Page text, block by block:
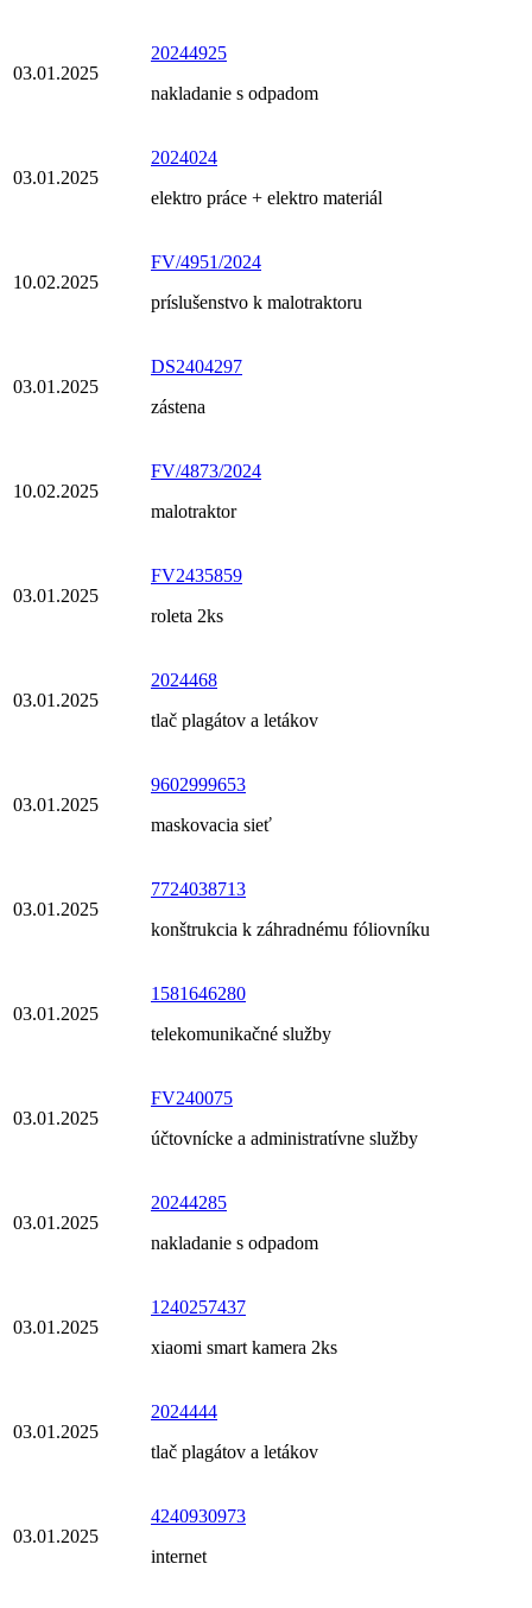
03.01.2025
20244925
nakladanie s odpadom
03.01.2025
2024024
elektro práce + elektro materiál
10.02.2025
FV/4951/2024
príslušenstvo k malotraktoru
03.01.2025
DS2404297
zástena
10.02.2025
FV/4873/2024
malotraktor
03.01.2025
FV2435859
roleta 2ks
03.01.2025
2024468
tlač plagátov a letákov
03.01.2025
9602999653
maskovacia sieť
03.01.2025
7724038713
konštrukcia k záhradnému fóliovníku
03.01.2025
1581646280
telekomunikačné služby
03.01.2025
FV240075
účtovnícke a administratívne služby
03.01.2025
20244285
nakladanie s odpadom
03.01.2025
1240257437
xiaomi smart kamera 2ks
03.01.2025
2024444
tlač plagátov a letákov
03.01.2025
4240930973
internet